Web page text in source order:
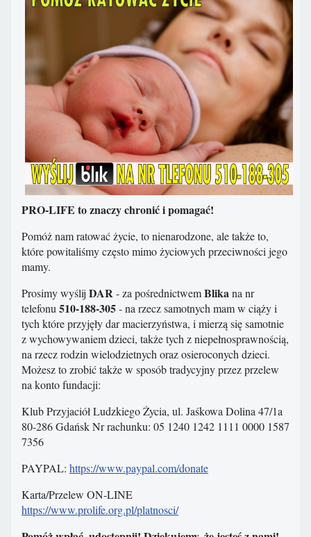
PRO-LIFE to znaczy chronić i pomagać!
Pomóż nam ratować życie, to nienarodzone, ale także to,
które powitaliśmy często mimo życiowych przeciwności jego
mamy.
Prosimy wyślij DAR- za pośrednictwemBlikana nr
telefonu 510-188-305- na rzecz samotnych mam w ciąży i
tych które przyjęły dar macierzyństwa, i mierzą się samotnie
z wychowywaniem dzieci, także tych z niepełnosprawnością,
na rzecz rodzin wielodzietnych oraz osieroconych dzieci.
Możesz to zrobić także w sposób tradycyjny przez przelew
na konto fundacji:
Klub Przyjaciół Ludzkiego Życia, ul. Jaśkowa Dolina 47/1a
80-286 Gdańsk Nr rachunku: 05 1240 1242 1111 0000 1587
7356
PAYPAL: https://www.paypal.com/donate
Karta/Przelew ON-LINE
https://www.prolife.org.pl/platnosci/